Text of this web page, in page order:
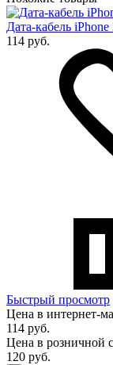
Дата-кабель
114 руб.
Быстрый просмотр
Цена в интернет-
114 руб.
Цена в розничной
120 руб.